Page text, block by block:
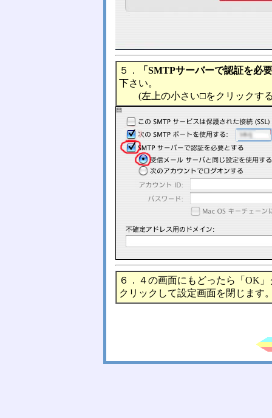
５．
「SMTPサーバーで認証を必
下さい。
(左上の小さい□をクリックす
６．４の画面にもどったら「OK
クリックして設定画面を閉じます